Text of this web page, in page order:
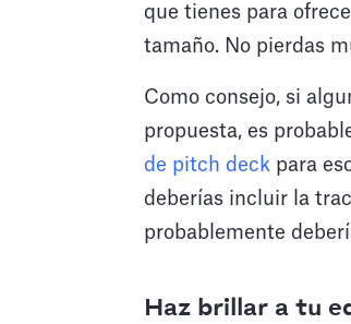
que tienes para
tamaño. No pierdas
Como consejo, si
propuesta, es
de pitch deck para
deberías incluir la
probablemente
Haz brillar a tu